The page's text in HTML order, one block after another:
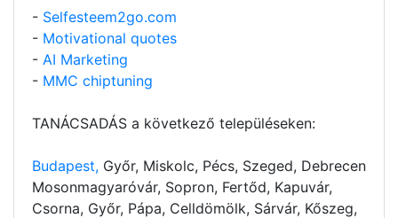
- Selfesteem2go.com
- Motivational quotes
- AI Marketing
- MMC chiptuning
TANÁCSADÁS a következő településeken:
Budapest, Győr, Miskolc, Pécs, Szeged, Debrecen
Mosonmagyaróvár, Sopron, Fertőd, Kapuvár,
Csorna, Győr, Pápa, Celldömölk, Sárvár, Kőszeg,